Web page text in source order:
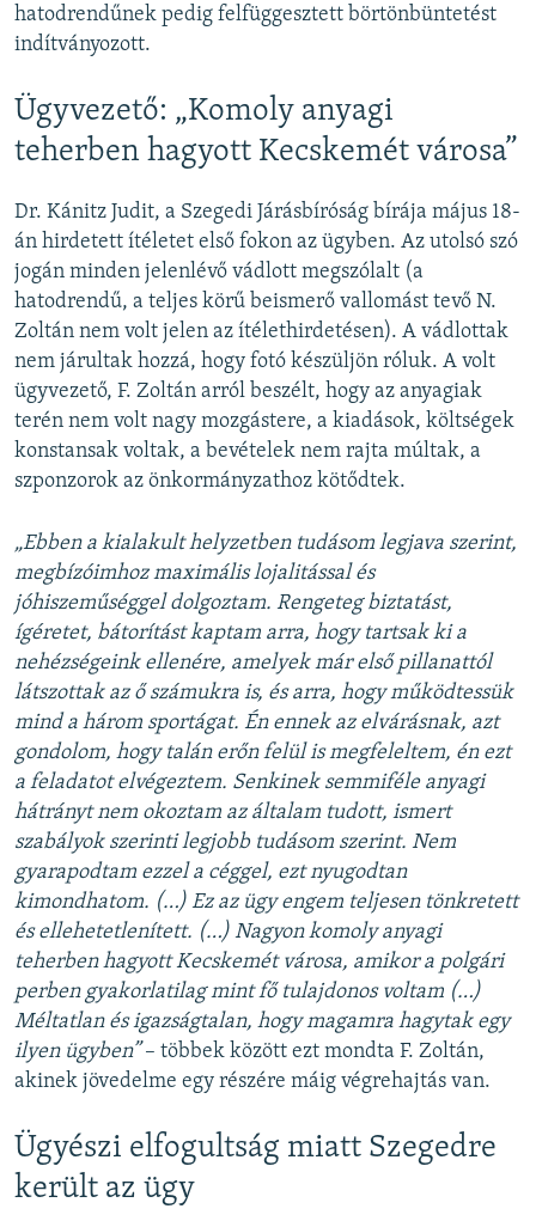
hatodrendűnek pedig felfüggesztett börtönbüntetést
indítványozott.
Ügyvezető: „Komoly anyagi
teherben hagyott Kecskemét városa”
Dr. Kánitz Judit, a Szegedi Járásbíróság bírája május 18-
án hirdetett ítéletet első fokon az ügyben. Az utolsó szó
jogán minden jelenlévő vádlott megszólalt (a
hatodrendű, a teljes körű beismerő vallomást tevő N.
Zoltán nem volt jelen az ítélethirdetésen). A vádlottak
nem járultak hozzá, hogy fotó készüljön róluk. A volt
ügyvezető, F. Zoltán arról beszélt, hogy az anyagiak
terén nem volt nagy mozgástere, a kiadások, költségek
konstansak voltak, a bevételek nem rajta múltak, a
szponzorok az önkormányzathoz kötődtek.
„Ebben a kialakult helyzetben tudásom legjava szerint,
megbízóimhoz maximális lojalitással és
jóhiszeműséggel dolgoztam. Rengeteg biztatást,
ígéretet, bátorítást kaptam arra, hogy tartsak ki a
nehézségeink ellenére, amelyek már első pillanattól
látszottak az ő számukra is, és arra, hogy működtessük
mind a három sportágat. Én ennek az elvárásnak, azt
gondolom, hogy talán erőn felül is megfeleltem, én ezt
a feladatot elvégeztem. Senkinek semmiféle anyagi
hátrányt nem okoztam az általam tudott, ismert
szabályok szerinti legjobb tudásom szerint. Nem
gyarapodtam ezzel a céggel, ezt nyugodtan
kimondhatom. (…) Ez az ügy engem teljesen tönkretett
és ellehetetlenített. (…) Nagyon komoly anyagi
teherben hagyott Kecskemét városa, amikor a polgári
perben gyakorlatilag mint fő tulajdonos voltam (…)
Méltatlan és igazságtalan, hogy magamra hagytak egy
ilyen ügyben”– többek között ezt mondta F. Zoltán,
akinek jövedelme egy részére máig végrehajtás van.
Ügyészi elfogultság miatt Szegedre
került az ügy